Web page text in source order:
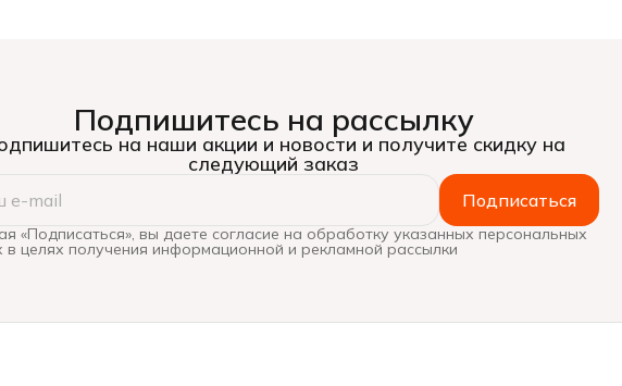
Подпишитесь на рассылку
на наши акции и новости и получите скидку на
следующий заказ
Подписаться
«Подписаться», вы даете согласие на обработку указанных персональных
в целях получения информационной и рекламной рассылки